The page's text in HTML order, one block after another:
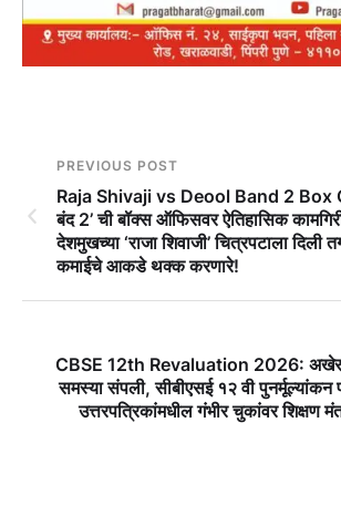
PREVIOUS POST
Raja Shivaji vs Deool Band 2 Box
बंद 2’ ची बॉक्स ऑफिसवर ऐतिहासिक
देशमुखच्या ‘राजा शिवाजी’ चित्रपटाला दिली
कमाईचे आकडे थक्क करणारे!
CBSE 12th Revaluation 2026: अखेर
समस्या संपली, सीबीएसई १२ वी पुनर्मूल्यांकन
उत्तरपत्रिकांमधील गंभीर चुकांवर शिक्षण